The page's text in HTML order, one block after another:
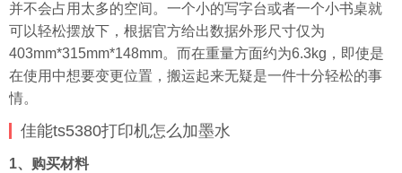
并不会占用太多的空间。一个小的写字台或者一个小书桌就
可以轻松摆放下，根据官方给出数据外形尺寸仅为
403mm*315mm*148mm。而在重量方面约为6.3kg，即使是
在使用中想要变更位置，搬运起来无疑是一件十分轻松的事
情。
佳能ts5380打印机怎么加墨水
1、购买材料